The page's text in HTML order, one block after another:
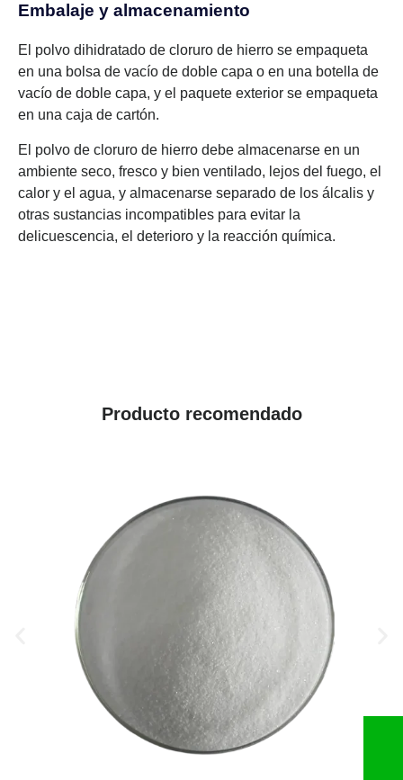
Embalaje y almacenamiento
El polvo dihidratado de cloruro de hierro se empaqueta
en una bolsa de vacío de doble capa o en una botella de
vacío de doble capa, y el paquete exterior se empaqueta
en una caja de cartón.
El polvo de cloruro de hierro debe almacenarse en un
ambiente seco, fresco y bien ventilado, lejos del fuego, el
calor y el agua, y almacenarse separado de los álcalis y
otras sustancias incompatibles para evitar la
delicuescencia, el deterioro y la reacción química.
Producto recomendado